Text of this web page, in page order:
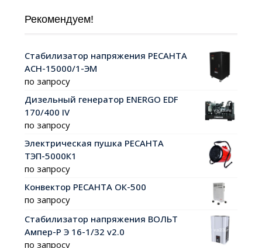
Рекомендуем!
Стабилизатор напряжения РЕСАНТА
АСН-15000/1-ЭМ
по запросу
Дизельный генератор ENERGO EDF
170/400 IV
по запросу
Электрическая пушка РЕСАНТА
ТЭП-5000К1
по запросу
Конвектор РЕСАНТА ОК-500
по запросу
Стабилизатор напряжения ВОЛЬТ
Ампер-Р Э 16-1/32 v2.0
по запросу